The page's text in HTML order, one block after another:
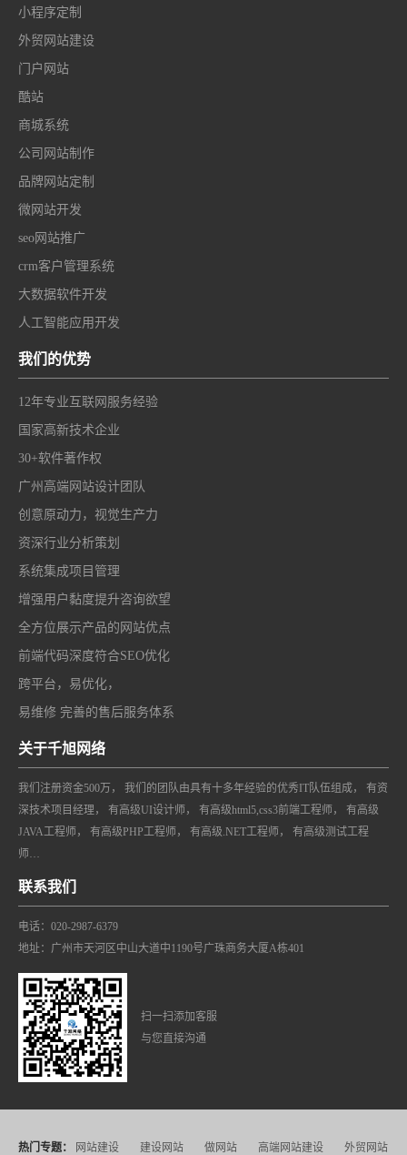
小程序定制
外贸网站建设
门户网站
酷站
商城系统
公司网站制作
品牌网站定制
微网站开发
seo网站推广
crm客户管理系统
大数据软件开发
人工智能应用开发
我们的优势
12年专业互联网服务经验
国家高新技术企业
30+软件著作权
广州高端网站设计团队
创意原动力，视觉生产力
资深行业分析策划
系统集成项目管理
增强用户黏度提升咨询欲望
全方位展示产品的网站优点
前端代码深度符合SEO优化
跨平台，易优化，
易维修 完善的售后服务体系
关于千旭网络
我们注册资金500万， 我们的团队由具有十多年经验的优秀IT队伍组成， 有资
深技术项目经理， 有高级UI设计师， 有高级html5,css3前端工程师， 有高级
JAVA工程师， 有高级PHP工程师， 有高级.NET工程师， 有高级测试工程
师…
联系我们
电话：020-2987-6379
地址：广州市天河区中山大道中1190号广珠商务大厦A栋401
扫一扫添加客服
与您直接沟通
热门专题： 网站建设 建设网站 做网站 高端网站建设 外贸网站